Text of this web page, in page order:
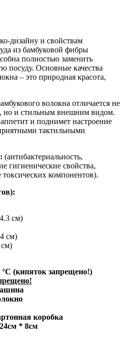
дизайну и свойствам
из бамбуковой фибры
полностью заменить
посуду. Основные качества
– это природная красота,
волокна отличается не
но и стильным внешним видом.
и поднимет настроение
тактильными
(антибактериальность,
гигиенические свойства,
токсических компонентов).
см)
см)
°С (кипяток запрещено!)
коробка
* 8см